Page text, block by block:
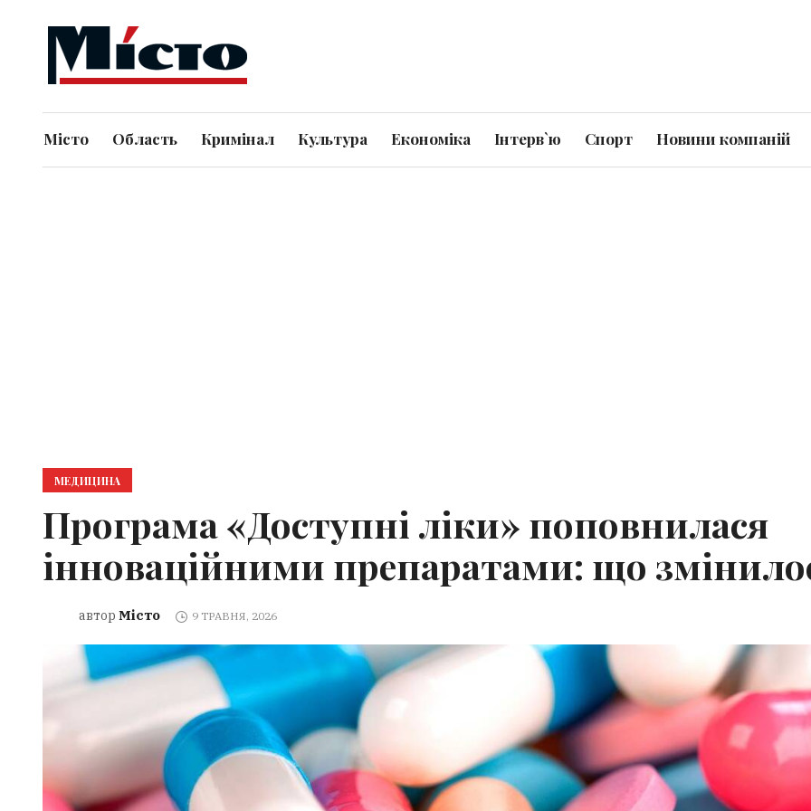
Місто Область Кримінал Культура Економіка Інтерв`ю Спорт Новини компаній
МЕДИЦИНА
Програма «Доступні ліки» поповнилася
інноваційними препаратами: що
автор Місто 9 ТРАВНЯ, 2026